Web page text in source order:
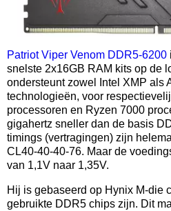
Patriot Viper Venom DDR5-6200
snelste 2x16GB RAM kits op de
ondersteunt zowel Intel XMP als
technologieën, voor
processoren en Ryzen 7000
gigahertz sneller dan de basis
timings (vertragingen) zijn
CL40-40-40-76. Maar de
van 1,1V naar 1,35V.
Hij is gebaseerd op Hynix M-die
gebruikte DDR5 chips zijn. Dit